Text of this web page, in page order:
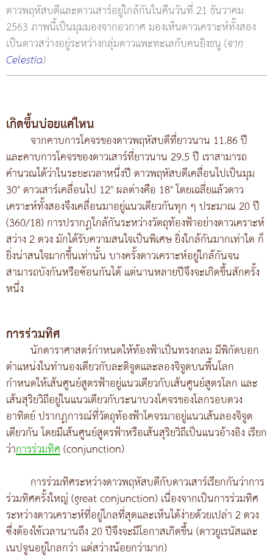
ดาวพฤหัสบดีและดาวเสาร์อยู่ใกล้กันในคืนวันที่ 21 ธันวาคม
2563 ภาพนี้เป็นมุมมองจากอวกาศ มองเห็นดาวเคราะห์ทั้งสอง
เป็นดาวสว่างอยู่ระหว่างกลุ่มดาวแพะทะเลกับคนยิงธนู (จาก
Celestia)
เกิดขึ้นบ่อยแค่ไหน
จากคาบการโคจรของดาวพฤหัสบดีที่ยาวนาน 11.86 ปี
และคาบการโคจรของดาวเสาร์ที่ยาวนาน 29.5 ปี เราสามารถ
คำนวณได้ว่าในระยะเวลาหนึ่งปี ดาวพฤหัสบดีเคลื่อนไปเป็นมุม
30° ดาวเสาร์เคลื่อนไป 12° ผลต่างคือ 18° โดยเฉลี่ยแล้วดาว
เคราะห์ทั้งสองจึงเคลื่อนมาอยู่แนวเดียวกันทุก ๆ ประมาณ 20 ปี
(360/18) การปรากฏใกล้กันระหว่างวัตถุท้องฟ้าอย่างดาวเคราะห์
สว่าง 2 ดวง มักได้รับความสนใจเป็นพิเศษ ยิ่งใกล้กันมากเท่าใด ก็
ยิ่งน่าสนใจมากขึ้นเท่านั้น บางครั้งดาวเคราะห์อยู่ใกล้กันจน
สามารถบังกันหรือซ้อนกันได้ แต่นานหลายปีจึงจะเกิดขึ้นสักครั้ง
หนึ่ง
การร่วมทิศ
นักดาราศาสตร์กำหนดให้ท้องฟ้าเป็นทรงกลม มีพิกัดบอก
ตำแหน่งในทำนองเดียวกับละติจูดและลองจิจูดบนพื้นโลก
กำหนดให้เส้นศูนย์สูตรฟ้าอยู่แนวเดียวกับเส้นศูนย์สูตรโลก และ
เส้นสุริยวิถีอยู่ในแนวเดียวกับระนาบวงโคจรของโลกรอบดวง
อาทิตย์ ปรากฏการณ์ที่วัตถุท้องฟ้าโคจรมาอยู่แนวเส้นลองจิจูด
เดียวกัน โดยมีเส้นศูนย์สูตรฟ้าหรือเส้นสุริยวิถีเป็นแนวอ้างอิง เรียก
ว่าการร่วมทิศ(conjunction)
การร่วมทิศระหว่างดาวพฤหัสบดีกับดาวเสาร์เรียกกันว่าการ
ร่วมทิศครั้งใหญ่ (great conjunction) เนื่องจากเป็นการร่วมทิศ
ระหว่างดาวเคราะห์ที่อยู่ไกลที่สุดและเห็นได้ง่ายด้วยเปล่า 2 ดวง
ซึ่งต้องใช้เวลานานถึง 20 ปีจึงจะมีโอกาสเกิดขึ้น (ดาวยูเรนัสและ
เนปจูนอยู่ไกลกว่า แต่สว่างน้อยกว่ามาก)